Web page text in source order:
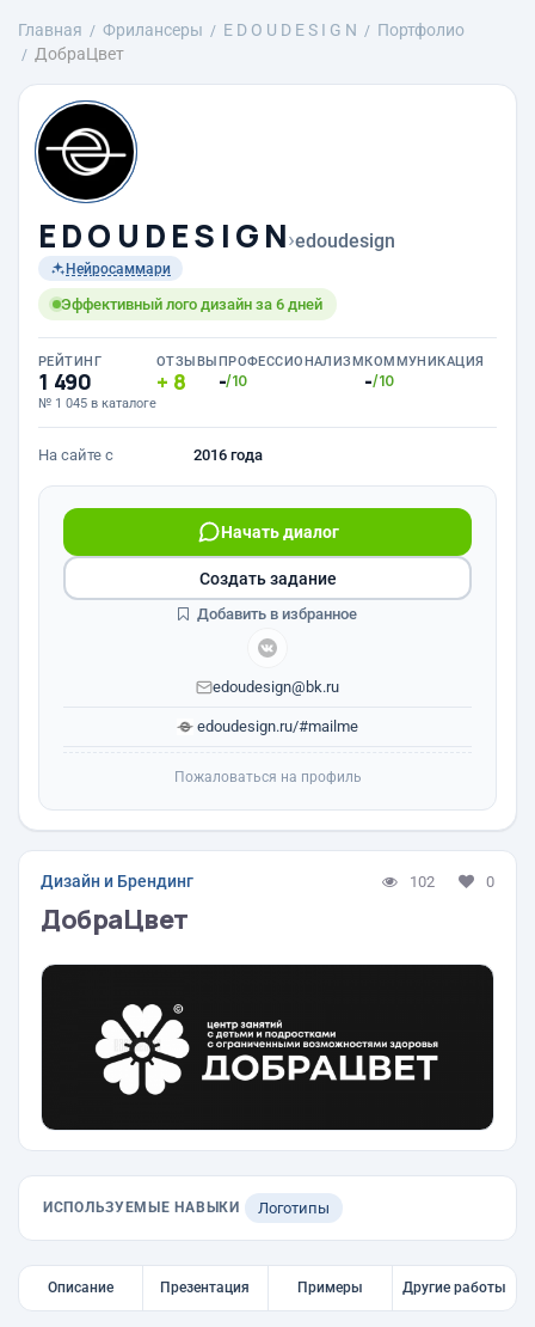
Главная Фрилансеры E D O U D E S I G N
Портфолио
ДобраЦвет
E D O U D E S I G N›edoudesign
Нейросаммари
Эффективный лого дизайн за 6 дней
РЕЙТИНГ
1 490
№ 1 045 в каталоге
ОТЗЫВЫ
8
ПРОФЕССИОНАЛИЗМ
-/10
КОММУНИКАЦИЯ
-/10
На сайте с 2016 года
Начать диалог
edoudesign@bk.ru
edoudesign.ru/#mailme
Создать задание
Добавить в избранное
Пожаловаться на профиль
Дизайн и Брендинг 102 0
ДобраЦвет
ИСПОЛЬЗУЕМЫЕ НАВЫКИ Логотипы
Описание Презентация Примеры Другие работы